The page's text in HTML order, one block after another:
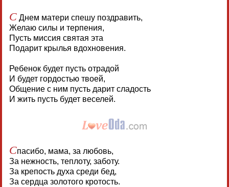
СДнем матери спешу поздравить,
Желаю силы и терпения,
Пусть миссия святая эта
Подарит крылья вдохновения.
Ребенок будет пусть отрадой
И будет гордостью твоей,
Общение с ним пусть дарит сладость
И жить пусть будет веселей.
Спасибо, мама, за любовь,
За нежность, теплоту, заботу.
За крепость духа среди бед,
За сердца золотого кротость.